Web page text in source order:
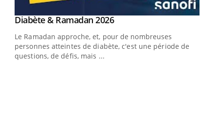
Youtube
Diabète & Ramadan 2026Youtube
Le Ramadan approche, et, pour de nombreuses
personnes atteintes de diabète, c'est une période de
questions, de défis, mais ...